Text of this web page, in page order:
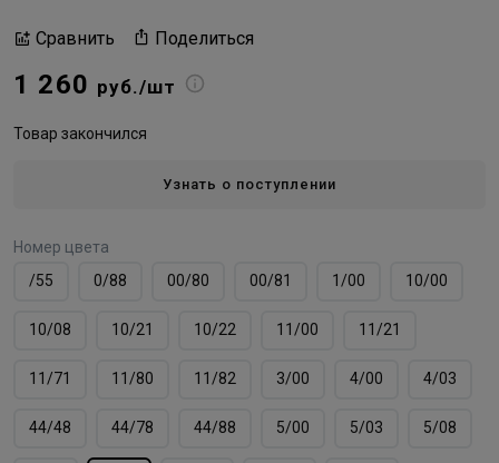
Сравнить Поделиться
1 260 руб./шт
Товар закончился
Узнать о поступлении
Номер цвета
/55
0/88 00/80 00/81 1/00 10/00
10/08 10/21 10/22 11/00 11/21
11/71 11/80 11/82 3/00 4/00 4/03
44/48 44/78 44/88 5/00 5/03 5/08